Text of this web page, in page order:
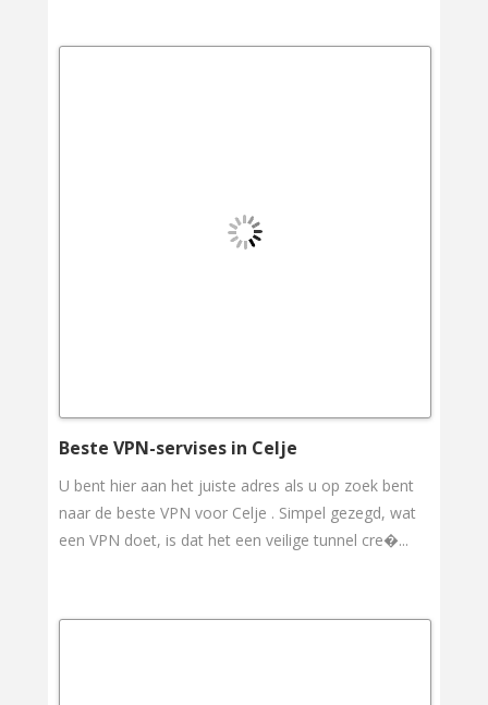
Beste VPN-servises in Celje
U bent hier aan het juiste adres als u op zoek bent
naar de beste VPN voor Celje . Simpel gezegd, wat
een VPN doet, is dat het een veilige tunnel cre�...